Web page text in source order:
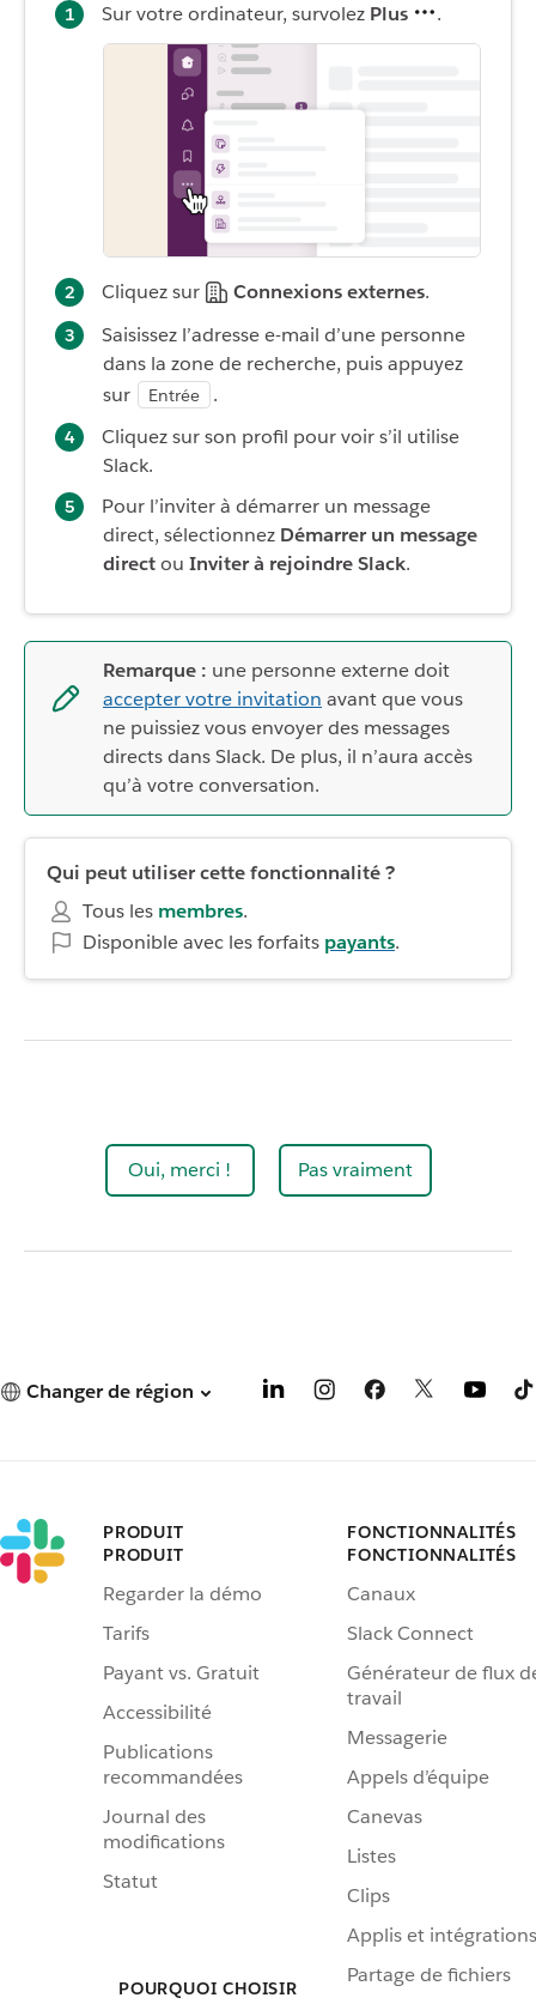
Sur votre ordinateur, survolez Plus .
Cliquez sur Connexions externes.
Saisissez l’adresse e-mail d’une personne
dans la zone de recherche, puis appuyez
sur
Entrée
.
Cliquez sur son profil pour voir s’il utilise
Slack.
Pour l’inviter à démarrer un message
direct, sélectionnez Démarrer un message
directou Inviter à rejoindre Slack.
Remarque : une personne externe doit
accepter votre invitation avant que vous
ne puissiez vous envoyer des messages
directs dans Slack. De plus, il n’aura accès
qu’à votre conversation.
Qui peut utiliser cette fonctionnalité ?
Tous les membres.
Disponible avec les forfaits payants.
Oui, merci ! Pas vraiment
Changer de région
PRODUIT
PRODUIT
Regarder la démo
Tarifs
Payant vs. Gratuit
Accessibilité
Publications
recommandées
Journal des
modifications
Statut
POURQUOI CHOISIR
FONCTIONNALITÉS
FONCTIONNALITÉS
Canaux
Slack Connect
Générateur de flux
travail
Messagerie
Appels d’équipe
Canevas
Listes
Clips
Applis et intégrations
Partage de fichiers